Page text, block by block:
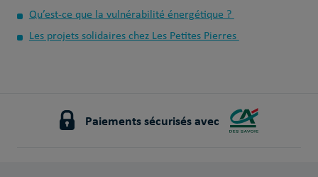
Qu’est-ce que la vulnérabilité énergétique ?
Les projets solidaires chez Les Petites Pierres
Paiements sécurisés avec